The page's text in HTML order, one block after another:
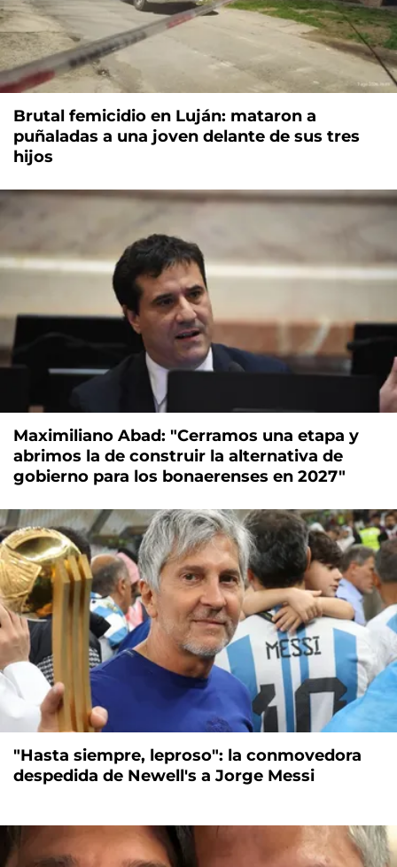
Brutal femicidio en Luján: mataron a
puñaladas a una joven delante de sus tres
hijos
Maximiliano Abad: "Cerramos una etapa y
abrimos la de construir la alternativa de
gobierno para los bonaerenses en 2027"
"Hasta siempre, leproso": la conmovedora
despedida de Newell's a Jorge Messi